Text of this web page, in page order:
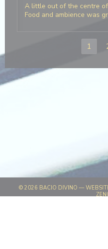
A little out of the centre
Food and ambience was
1
© 2026 BACIO DIVINO —